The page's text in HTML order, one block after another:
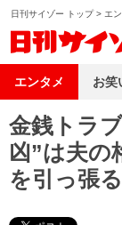
日刊サイゾー トップ> エ
金銭トラ
凶”は夫の
を引っ張
エンタメ お笑